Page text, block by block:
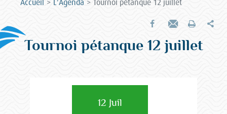
Accueil L'Agenda Tournoi pétanque 12 juillet
Partager sur Facebook
Envoyer par e-mail
Imprimer
Tournoi pétanque 12 juillet
12 Juil